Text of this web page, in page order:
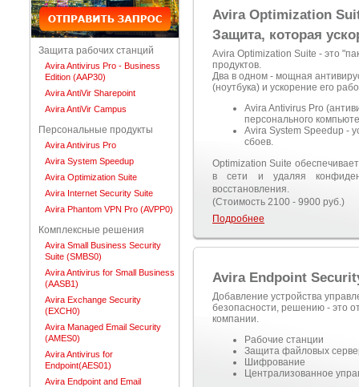
Защита рабочих станций
Avira Antivirus Pro - Business
Edition (AAP30)
Avira AntiVir Sharepoint
Avira AntiVir Campus
Персональные продукты
Avira Antivirus Pro
Avira System Speedup
Avira Optimization Suite
Avira Internet Security Suite
Avira Phantom VPN Pro (AVPP0)
Комплексные решения
Avira Small Business Security
Suite (SMBS0)
Avira Antivirus for Small Business
(AASB1)
Avira Exchange Security
(EXCH0)
Avira Managed Email Security
(AMES0)
Avira Antivirus for
Endpoint(AES01)
Avira Endpoint and Email
Avira Optimization
Защита, которая
Avira Optimization Suite - это
продуктов.
Два в одном - мощная
(ноутбука) и ускорение его
Avira Antivirus Pro
персонального
Avira System Speedup -
сбоев.
Optimization Suite
в сети и удаляя
восстановления.
(Стоимость 2100 - 9900 руб.)
Подробнее
Avira Endpoint
Добавление устройства
безопасности, решению - это
компании.
Рабочие станции
Защита файловых
Шифрование
Централизованное